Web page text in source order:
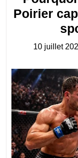
Poirier
10 juillet